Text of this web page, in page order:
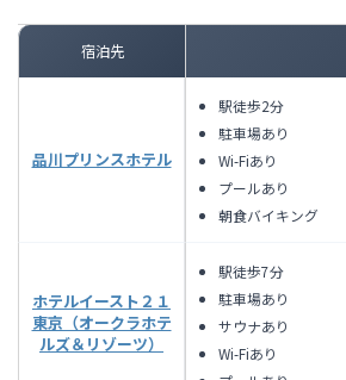
宿泊先
品川プリンスホテル
駅徒歩2分
駐車場あり
Wi-Fiあり
プールあり
朝食バイキング
ホテルイースト２１
東京（オークラホテ
ルズ＆リゾーツ）
駅徒歩7分
駐車場あり
サウナあり
Wi-Fiあり